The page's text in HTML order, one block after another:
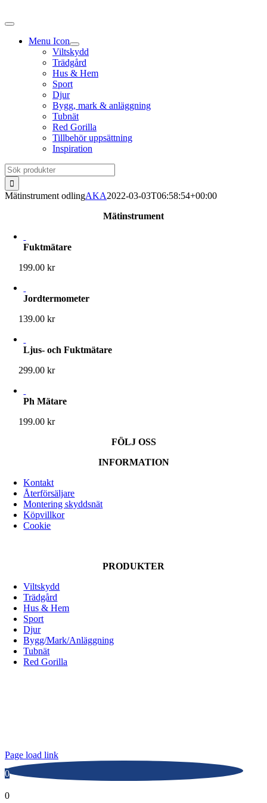
till
Menu Icon
Viltskydd
Trädgård
Hus & Hem
Sport
Djur
Bygg, mark & anläggning
Tubnät
Red Gorilla
Tillbehör uppsättning
Inspiration
Sök
efter:
Mätinstrument odlingAKA2022-03-03T06:58:54+00:00
Mätinstrument
Fuktmätare
199.00kr
Jordtermometer
139.00kr
Ljus- och Fuktmätare
299.00kr
Ph Mätare
199.00kr
FÖLJ OSS
INFORMATION
Kontakt
Återförsäljare
Montering skyddsnät
Köpvillkor
Cookie
PRODUKTER
Viltskydd
Trädgård
Hus & Hem
Sport
Djur
Bygg/Mark/Anläggning
Tubnät
Red Gorilla
Page load link
0
0